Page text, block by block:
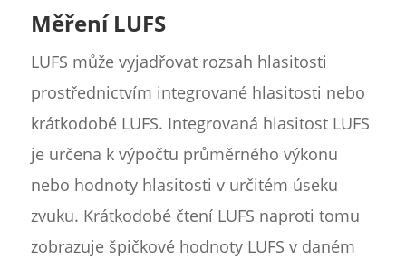
Měření LUFS
LUFS může vyjadřovat rozsah hlasitosti
prostřednictvím integrované hlasitosti nebo
krátkodobé LUFS. Integrovaná hlasitost LUFS
je určena k výpočtu průměrného výkonu
nebo hodnoty hlasitosti v určitém úseku
zvuku. Krátkodobé čtení LUFS naproti tomu
zobrazuje špičkové hodnoty LUFS v daném